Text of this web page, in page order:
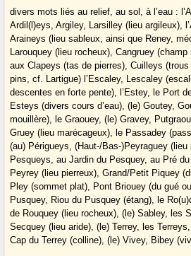
divers mots liés au relief, au sol, à l’eau :
Ardil(l)eys, Argiley, Larsilley (lieu argileux),
Araineys (lieu sableux, ainsi que Reney,
Larouquey (lieu rocheux), Cangruey
aux Clapeys (tas de pierres), Cuilleys
pins, cf. Lartigue) l’Escaley, Lescaley
descentes en forte pente), l’Estey, le Port
Esteys (divers cours d’eau), (le) Goutey,
mouillère), le Graouey, (le) Gravey,
Gruey (lieu marécageux), le Passadey
(au) Périgueys, (Haut-/Bas-)Peyraguey
Pesqueys, au Jardin du Pesquey, au Pré
Peyrey (lieu pierreux), Grand/Petit Piquey
Pley (sommet plat), Pont Briouey (du gué
Pusquey, Riou du Pusquey (étang), le
de Rouquey (lieu rocheux), (le) Sabley, les
Secquey (lieu aride), (le) Terrey, les
Cap du Terrey (colline), (le) Vivey, Bibey